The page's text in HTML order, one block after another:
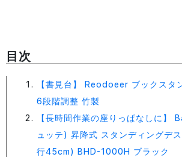
目次
【書見台】 Reodoeer ブックスタ
6段階調整 竹製
【長時間作業の座りっぱなしに】
ュッテ) 昇降式 スタンディングデ
行45cm) BHD-1000H ブラック